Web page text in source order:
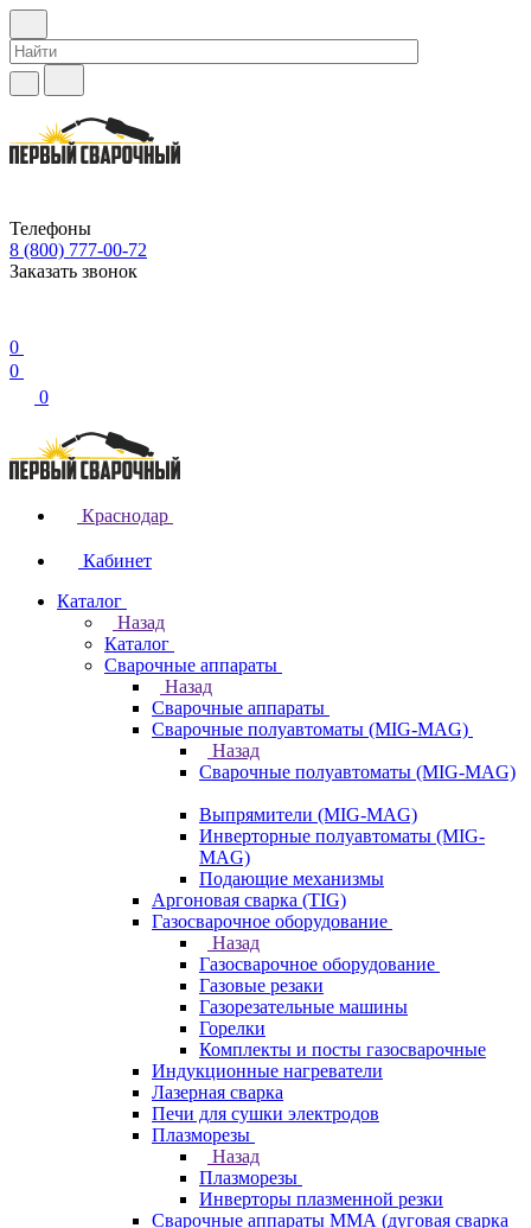
Телефоны
8 (800) 777-00-72
Заказать звонок
0
0
0
Краснодар
Кабинет
Каталог
Назад
Каталог
Сварочные аппараты
Назад
Сварочные аппараты
Сварочные полуавтоматы (MIG-MAG)
Назад
Сварочные полуавтоматы (MIG-MAG)
Выпрямители (MIG-MAG)
Инверторные полуавтоматы (MIG-
MAG)
Подающие механизмы
Аргоновая сварка (TIG)
Газосварочное оборудование
Назад
Газосварочное оборудование
Газовые резаки
Газорезательные машины
Горелки
Комплекты и посты газосварочные
Индукционные нагреватели
Лазерная сварка
Печи для сушки электродов
Плазморезы
Назад
Плазморезы
Инверторы плазменной резки
Сварочные аппараты ММА (дуговая сварка